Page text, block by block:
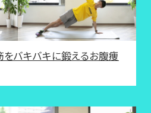
をバキバキに鍛えるお腹痩